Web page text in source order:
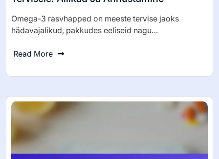
Omega-3 rasvhapped on meeste tervise jaoks
hädavajalikud, pakkudes eeliseid nagu…
Read More